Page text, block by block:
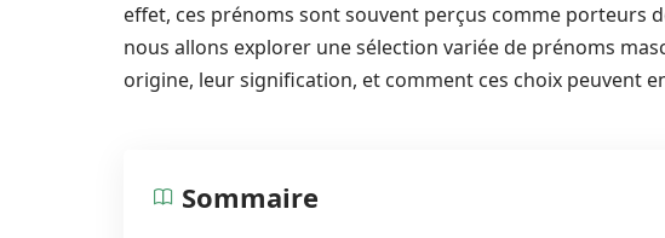
effet, ces prénoms sont souvent perçus comme porteurs
nous allons explorer une sélection variée de prénoms
origine, leur signification, et comment ces choix peuvent
Sommaire